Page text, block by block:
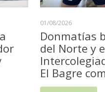
01/08/2026
Donmatías
del Norte y
El Bagre